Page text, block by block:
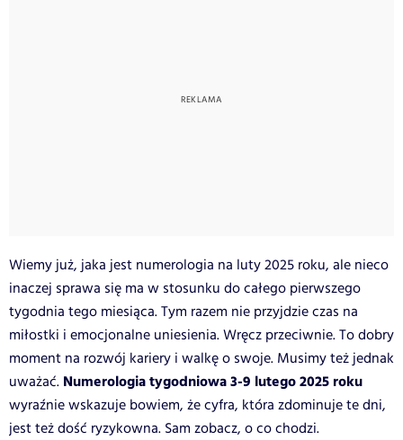
Wiemy już, jaka jest numerologia na luty 2025 roku, ale nieco
inaczej sprawa się ma w stosunku do całego pierwszego
tygodnia tego miesiąca. Tym razem nie przyjdzie czas na
miłostki i emocjonalne uniesienia. Wręcz przeciwnie. To dobry
moment na rozwój kariery i walkę o swoje. Musimy też jednak
uważać. Numerologia tygodniowa 3-9 lutego 2025 roku
wyraźnie wskazuje bowiem, że cyfra, która zdominuje te dni,
jest też dość ryzykowna. Sam zobacz, o co chodzi.